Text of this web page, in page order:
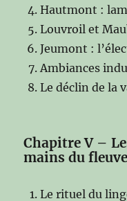
Hautmont :
Louvroil et
Jeumont :
Ambiances
Le déclin de la
Chapitre V –
mains du fleuve
Le rituel du